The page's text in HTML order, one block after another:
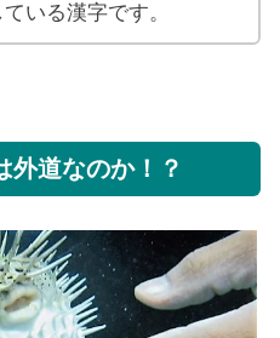
いる漢字です。
外道なのか！？